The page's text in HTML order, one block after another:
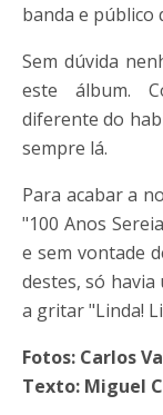
banda e público
Sem dúvida
este álbum.
diferente do
sempre lá.
Para acabar a
"100 Anos
e sem vontade
destes, só havia
a gritar "Linda!
Fotos: Carlos
Texto: Miguel